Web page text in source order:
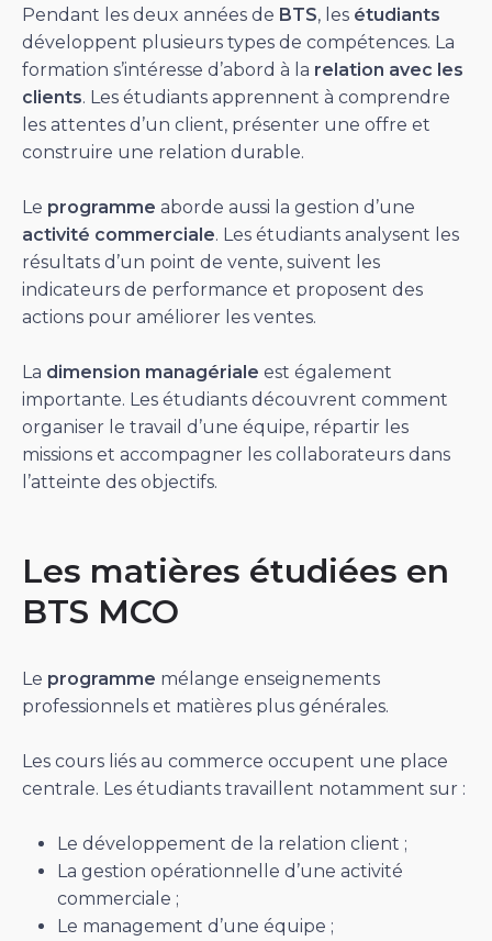
Pendant les deux années de BTS, les étudiants
développent plusieurs types de compétences. La
formation s’intéresse d’abord à la relation avec les
clients. Les étudiants apprennent à comprendre
les attentes d’un client, présenter une offre et
construire une relation durable.
Le programme aborde aussi la gestion d’une
activité commerciale. Les étudiants analysent les
résultats d’un point de vente, suivent les
indicateurs de performance et proposent des
actions pour améliorer les ventes.
La dimension managériale est également
importante. Les étudiants découvrent comment
organiser le travail d’une équipe, répartir les
missions et accompagner les collaborateurs dans
l’atteinte des objectifs.
Les matières étudiées en
BTS MCO
Le programme mélange enseignements
professionnels et matières plus générales.
Les cours liés au commerce occupent une place
centrale. Les étudiants travaillent notamment sur :
Le développement de la relation client ;
La gestion opérationnelle d’une activité
commerciale ;
Le management d’une équipe ;